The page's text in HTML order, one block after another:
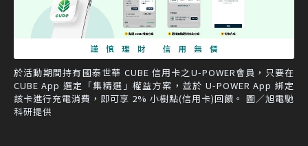
於活動期間持有國泰世華 CUBE 信用卡之U-POWER會員，只要在
CUBE App 選定「集精選」權益方案，並於 U-POWER App 綁定
該卡進行充電消費，即可享 2% 小樹點(信用卡)回饋。 圖／旭電馳
科研提供